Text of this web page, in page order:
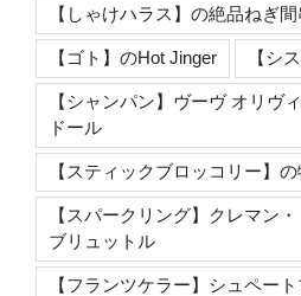
【しゃけハラス】の絶品ねぎ間
【ゴト】のHot Jinger 【シ
【シャンパン】ヴーヴ オリヴ
ドール
【スティックブロッコリー】
【スパークリング】クレマン
ブリュットル
【フランツケラー】シュペー